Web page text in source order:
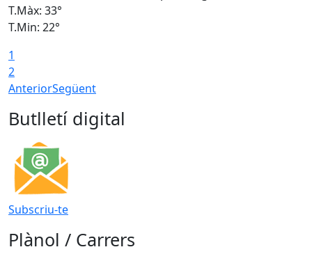
T.Màx: 33°
T.Min: 22°
1
2
AnteriorSegüent
Butlletí digital
Subscriu-te
Plànol / Carrers